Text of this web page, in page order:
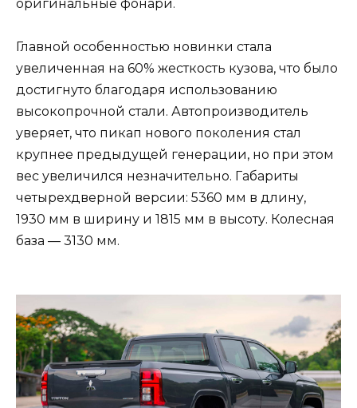
оригинальные фонари.
Главной особенностью новинки стала
увеличенная на 60% жесткость кузова, что было
достигнуто благодаря использованию
высокопрочной стали. Автопроизводитель
уверяет, что пикап нового поколения стал
крупнее предыдущей генерации, но при этом
вес увеличился незначительно. Габариты
четырехдверной версии: 5360 мм в длину,
1930 мм в ширину и 1815 мм в высоту. Колесная
база — 3130 мм.